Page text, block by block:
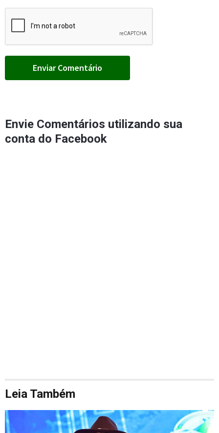
Envie Comentários utilizando sua
conta do Facebook
Leia Também